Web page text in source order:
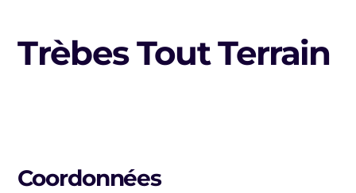
Trèbes Tout Terrain
Coordonnées